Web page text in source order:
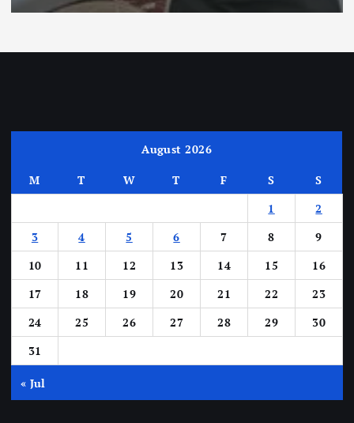
August 2026
M T W T F S
S
1
2
3
4 5 6 7 8
9
10
11 12 13 14 15
16
17
18 19 20 21 22
23
24
25 26 27 28 29
30
31
« Jul